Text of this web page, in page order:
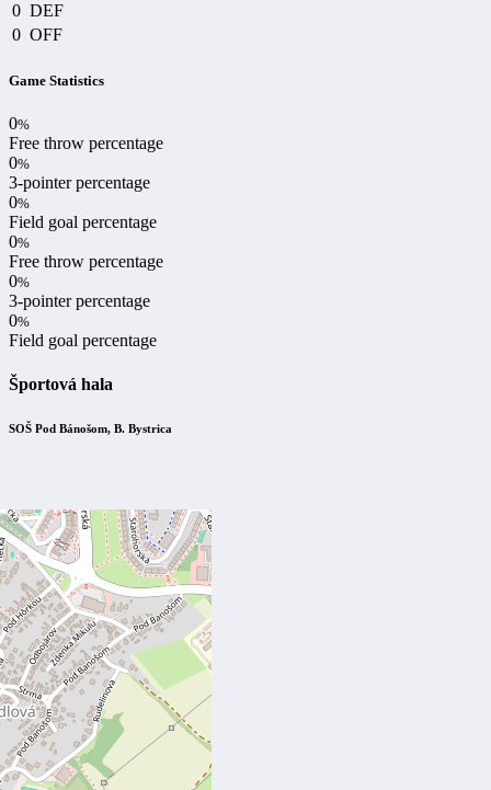
0 DEF
0 OFF
Game Statistics
0%
Free throw percentage
0%
3-pointer percentage
0%
Field goal percentage
0%
Free throw percentage
0%
3-pointer percentage
0%
Field goal percentage
Športová hala
SOŠ Pod Bánošom, B. Bystrica